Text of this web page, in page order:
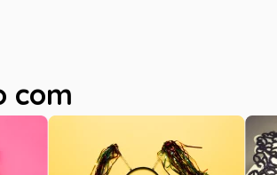
com